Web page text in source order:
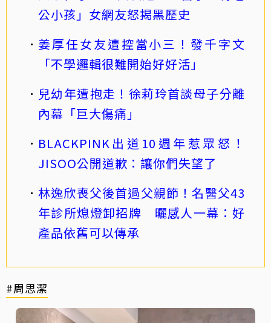
公小孩」女網友怒揭黑歷史
姜厚任女友遭控當小三！發千字文
「不學邏輯很難開始好好活」
兒幼年遭抱走！徐莉玲首談母子分離
內幕「巨大傷痛」
BLACKPINK出道10週年惹眾怒！
JISOO公開道歉：讓你們失望了
林逸欣喪父後首過父親節！名醫父43
年診所熄燈卸招牌 曬感人一幕：好
產品依舊可以傳承
#周思潔